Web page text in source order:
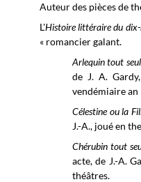
Auteur des pièces de
L'Histoire littéraire du dix-
« romancier galant.
Arlequin tout seul
de J. A.
vendémiaire an
Célestine ou la
J.-A., joué en
Chérubin tout
acte, de J.-A.
théâtres.